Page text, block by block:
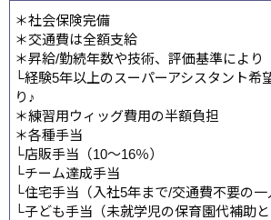
＊社会保険完備
＊交通費は全額支給
＊昇給/勤続年数や技術、評価基準により
└経験5年以上のスーパーアシスタント希
り♪
＊練習用ウィッグ費用の半額負担
＊各種手当
└店販手当（10～16％）
└チーム達成手当
└住宅手当（入社5年まで/交通費不要の一
└子ども手当（未就学児の保育園代補助